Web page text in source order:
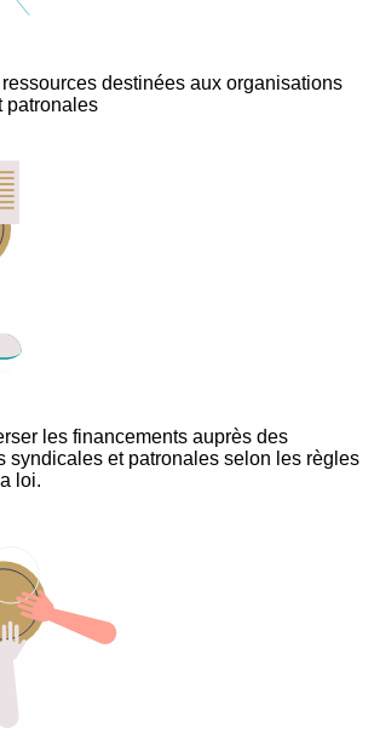
destinées aux organisations
patronales
les financements auprès des
syndicales et patronales selon les règles
loi.